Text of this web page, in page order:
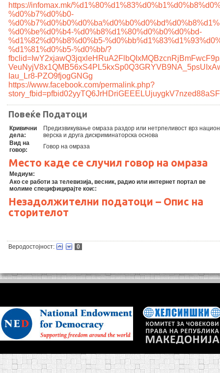
https://infomax.mk/
%d0%b7%d0%b0-
%d0%be%d0%b4-%d0%b8%d1%80%d0%b0%d0%bd-
%d1%82%d0%b8%d0%b5-
%d1%81%d0%b5-%d0%bb/?
Iau_Lr8-PZO9fjogGNGg
https://www.facebook.com/permalink.php?
Повеќе Податоци
Кривични
дела:
Предизвикување омраза раздор или нетрпеливост врз
верска и друга дискриминаторска основа
Вид на
говор:
Говор на омраза
Место каде се случил говор на омраза
Медиум:
Ако се работи за телевизија, весник, радио или интернет портал ве
молиме специфицирајте кои::
Незадолжителни податоци – Опис на
сторителот
Веродостојност: 0